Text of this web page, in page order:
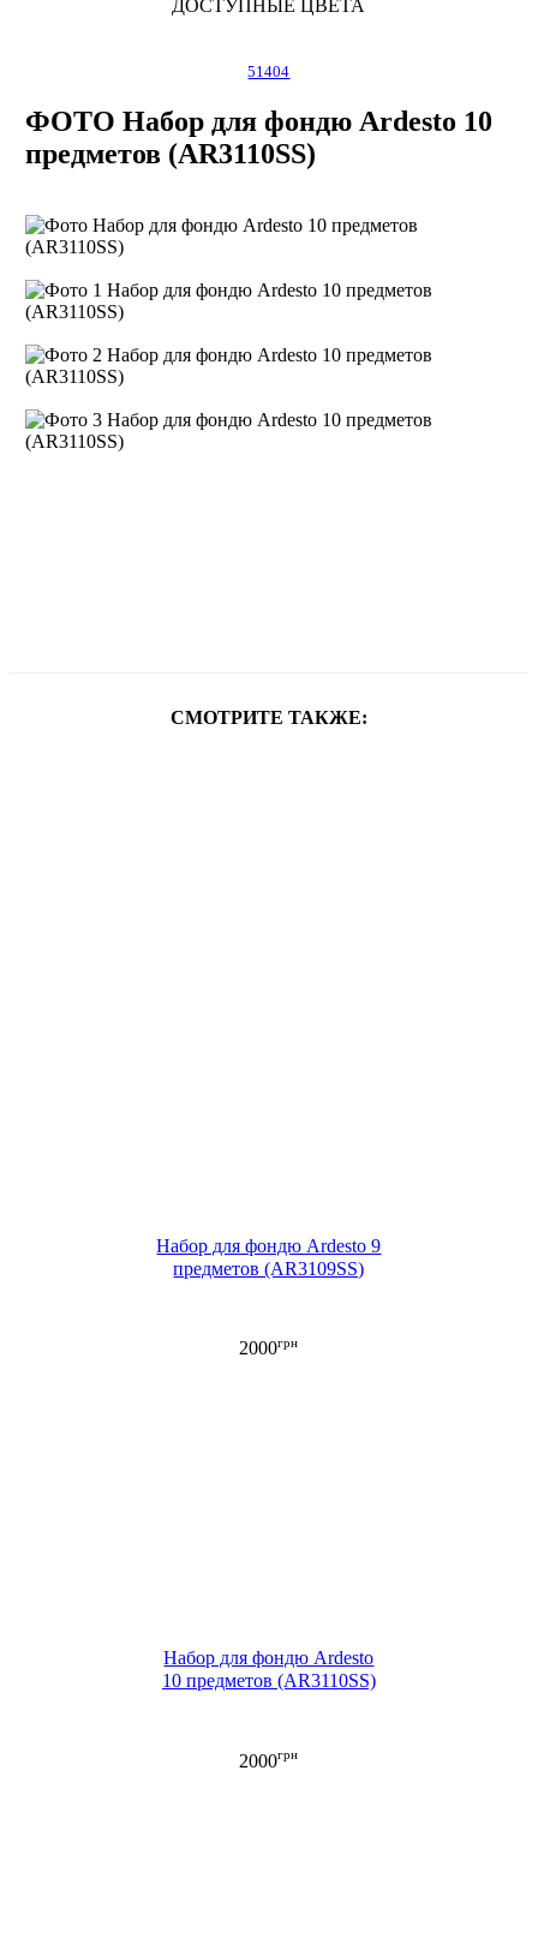
ДОСТУПНЫЕ ЦВЕТА
51404
ФОТО Набор для фондю Ardesto 10
предметов (AR3110SS)
СМОТРИТЕ ТАКЖЕ:
Набор для фондю Ardesto 9
предметов (AR3109SS)
2000грн
Набор для фондю Ardesto
10 предметов (AR3110SS)
2000грн